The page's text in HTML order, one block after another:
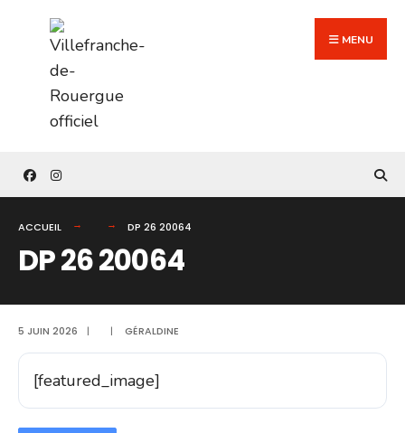
content
MENU
ACCUEIL DP 26 20064
DP 26 20064
5 JUIN 2026 | | GÉRALDINE
[featured_image]
for: